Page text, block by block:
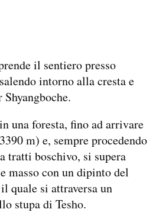
il sentiero presso
intorno alla cresta e
una foresta, fino ad arrivare
m) e, sempre procedendo
tratti boschivo, si supera
masso con un dipinto del
quale si attraversa un
stupa di Tesho.